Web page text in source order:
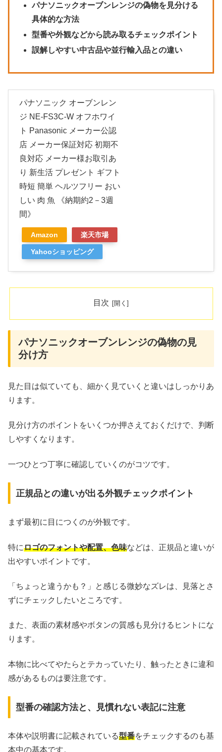
パナソニックオーブンレンジの偽物を見分ける
具体的な方法
型番や外観などから読み取るチェックポイント
誤解しやすい中古品や並行輸入品との違い
パナソニック オーブンレン
ジ NE-FS3C-W オフホワイ
ト Panasonic メーカー公認
店 メーカー保証対応 初期不
良対応 メーカー様お取引あ
り 新生活 プレゼント ギフト
時短 簡単 ヘルツフリー おい
しい 肉 魚 《納期約2－3週
間》
Amazon 楽天市場
Yahooショッピング
目次
パナソニックオーブンレンジの偽物の見
分け方
見た目は似ていても、細かく見ていくと違いはしっかりあ
ります。
見分け方のポイントをいくつか押さえておくだけで、判断
しやすくなります。
一つひとつ丁寧に確認していくのがコツです。
正規品との違いが出る外観チェックポイント
まず最初に目につくのが外観です。
特にロゴのフォントや配置、色味などは、正規品と違いが
出やすいポイントです。
「ちょっと違うかも？」と感じる微妙なズレは、見落とさ
ずにチェックしたいところです。
また、表面の素材感やボタンの質感も見分けるヒントにな
ります。
本物に比べてやたらとテカっていたり、触ったときに違和
感があるものは要注意です。
型番の確認方法と、見慣れない表記に注意
本体や説明書に記載されている型番をチェックするのも基
本中の基本です。